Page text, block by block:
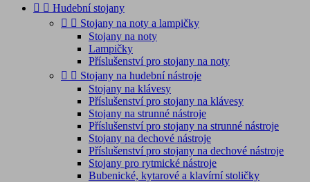
  Hudební stojany
  Stojany na noty a lampičky
Stojany na noty
Lampičky
Příslušenství pro stojany na noty
  Stojany na hudební nástroje
Stojany na klávesy
Příslušenství pro stojany na klávesy
Stojany na strunné nástroje
Příslušenství pro stojany na strunné nástroje
Stojany na dechové nástroje
Příslušenství pro stojany na dechové nástroje
Stojany pro rytmické nástroje
Bubenické, kytarové a klavírní stoličky